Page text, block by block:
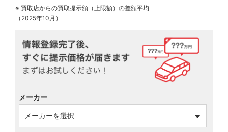
※ 買取店からの買取提示額（上限額）の差額平均
（2025年10月）
メーカー